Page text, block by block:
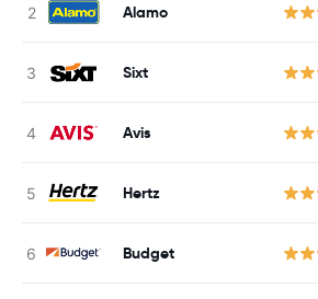
Alamo
Sixt
Avis
Hertz
Budget